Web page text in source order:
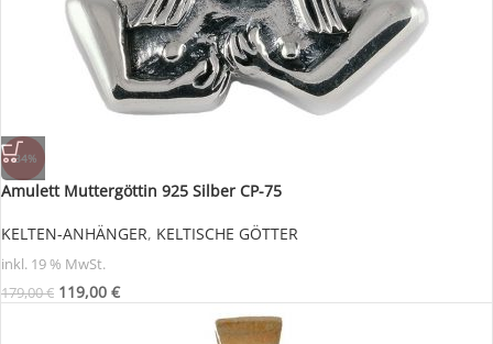
-34%
Amulett Muttergöttin 925 Silber CP-75
KELTEN-ANHÄNGER, KELTISCHE GÖTTER
inkl. 19 % MwSt.
179,00€ 119,00 €